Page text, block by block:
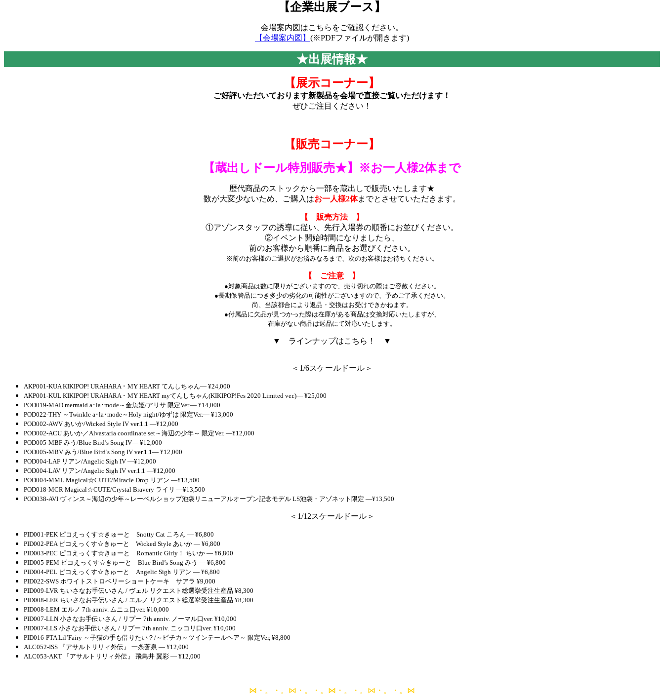
【企業出展ブース】
会場案内図はこちらをご確認ください。
【会場案内図】 (※PDFファイルが開きます)
★出展情報★
【展示コーナー】
ご好評いただいております新製品を会場で直接ご覧いただけます！
ぜひご注目ください！
【販売コーナー】
【蔵出しドール特別販売★】※お一人様2体まで
歴代商品のストックから一部を蔵出しで販売いたします★
数が大変少ないため、ご購入はお一人様2体までとさせていただきます。
【 販売方法 】
①アゾンスタッフの誘導に従い、先行入場券の順番にお並びください。
②イベント開始時間になりましたら、
前のお客様から順番に商品をお選びください。
※前のお客様のご選択がお済みなるまで、次のお客様はお待ちください。
【 ご注意 】
●対象商品は数に限りがございますので、売り切れの際はご容赦ください。
●長期保管品につき多少の劣化の可能性がございますので、予めご了承ください。
尚、当該都合により返品・交換はお受けできかねます。
●付属品に欠品が見つかった際は在庫がある商品は交換対応いたしますが、
在庫がない商品は返品にて対応いたします。
▼ ラインナップはこちら！ ▼
＜1/6スケールドール＞
AKP001-KUA KIKIPOP! URAHARA ･ MY HEART てんしちゃん― ¥24,000
AKP001-KUL KIKIPOP! URAHARA ･ MY HEART myてんしちゃん(KIKIPOP!Fes 2020 Limited ver.)― ¥25,000
POD019-MAD mermaid a･la･mode～金魚姫/アリサ 限定Ver.― ¥14,000
POD022-THY ～Twinkle a･la･mode～Holy night/ゆずは 限定Ver.― ¥13,000
POD002-AWV あいか/Wicked Style IV ver.1.1 ―¥12,000
POD002-ACU あいか／Alvastaria coordinate set～海辺の少年～ 限定Ver. ―¥12,000
POD005-MBF みう/Blue Bird’s Song IV― ¥12,000
POD005-MBV みう/Blue Bird’s Song IV ver.1.1― ¥12,000
POD004-LAF リアン/Angelic Sigh IV ―¥12,000
POD004-LAV リアン/Angelic Sigh IV ver.1.1 ―¥12,000
POD004-MML Magical☆CUTE/Miracle Drop リアン ―¥13,500
POD018-MCR Magical☆CUTE/Crystal Bravery ライリ ―¥13,500
POD038-AVI ヴィンス～海辺の少年～レーベルショップ池袋リニューアルオープン記念モデル LS池袋・アゾネット限定 ―¥13,500
＜1/12スケールドール＞
PID001-PEK ピコえっくす☆きゅーと Snotty Cat ころん ― ¥6,800
PID002-PEA ピコえっくす☆きゅーと Wicked Style あいか ― ¥6,800
PID003-PEC ピコえっくす☆きゅーと Romantic Girly！ ちいか ― ¥6,800
PID005-PEM ピコえっくす☆きゅーと Blue Bird’s Song みう ― ¥6,800
PID004-PEL ピコえっくす☆きゅーと Angelic Sigh リアン ― ¥6,800
PID022-SWS ホワイトストロベリーショートケーキ サアラ ¥9,000
PID009-LVR ちいさなお手伝いさん / ヴェル リクエスト総選挙受注生産品 ¥8,300
PID008-LER ちいさなお手伝いさん / エルノ リクエスト総選挙受注生産品 ¥8,300
PID008-LEM エルノ 7th anniv. ムニュ口ver. ¥10,000
PID007-LLN 小さなお手伝いさん / リプー 7th anniv. ノーマル口ver. ¥10,000
PID007-LLS 小さなお手伝いさん / リプー 7th anniv. ニッコリ口ver. ¥10,000
PID016-PTA Lil’Fairy ～子猫の手も借りたい？/～ピチカ～ツインテールヘア～ 限定Ver, ¥8,800
ALC052-ISS 『アサルトリリィ外伝』 一条蒼泉 ― ¥12,000
ALC053-AKT 『アサルトリリィ外伝』 飛鳥井 翼彩 ― ¥12,000
⋈・。・。⋈・。・。⋈・。・。⋈・。・。⋈